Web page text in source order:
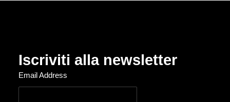
Iscriviti alla newsletter
Email Address